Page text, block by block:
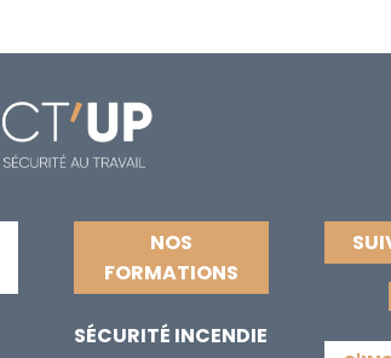
NOS
FORMATIONS
SÉCURITÉ INCENDIE